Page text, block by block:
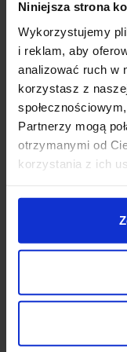
Niniejsza strona
Wykorzystujemy
i reklam, aby
analizować ruch w
korzystasz z
Partnerzy mogą
otrzymanymi od
korzystania z ich
Gwarancja 2 lata
Szczegóły
Zobacz także